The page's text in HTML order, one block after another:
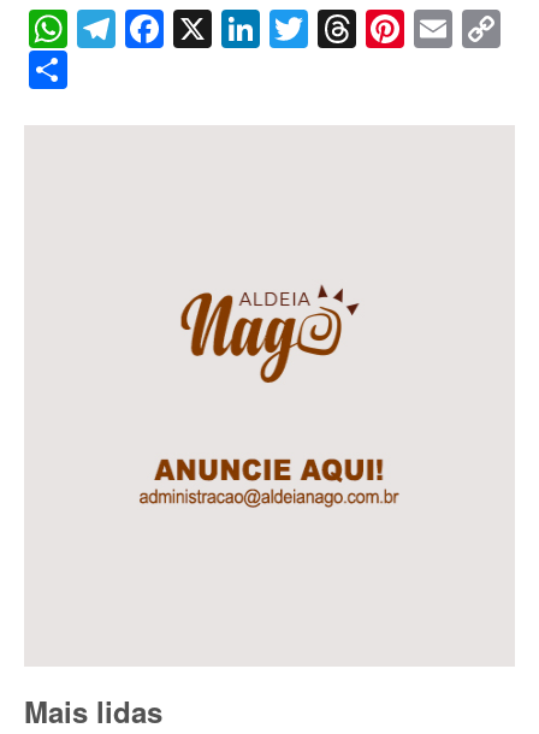
WhatsApp
Telegram
Facebook
X LinkedIn
Twitter
Threads
Mais lidas